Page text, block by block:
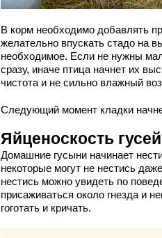
В корм необходимо добавлять
желательно впускать стадо на
необходимое. Если не нужны
сразу, иначе птица начнет их
чистота и не сильно влажный
Следующий момент кладки
Яйценоскость
Домашние гусыни начинает
некоторые могут не нестись
нестись можно увидеть по
присаживаться около гнезда и
гоготать и кричать.